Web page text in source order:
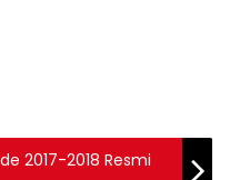
2017-2018 Resmi